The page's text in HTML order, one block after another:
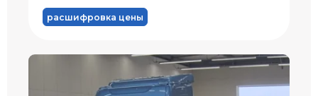
расшифровка цены